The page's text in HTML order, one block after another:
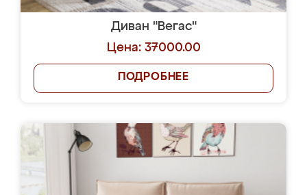
Диван "Вегас"
Цена: 37000.00
ПОДРОБНЕЕ